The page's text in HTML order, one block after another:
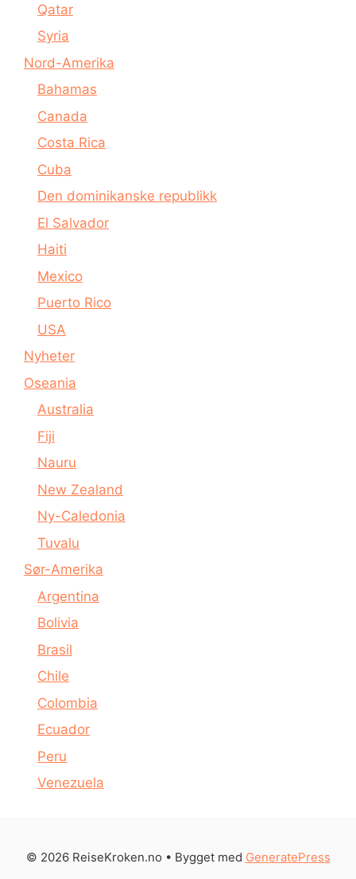
Qatar
Syria
Nord-Amerika
Bahamas
Canada
Costa Rica
Cuba
Den dominikanske republikk
El Salvador
Haiti
Mexico
Puerto Rico
USA
Nyheter
Oseania
Australia
Fiji
Nauru
New Zealand
Ny-Caledonia
Tuvalu
Sør-Amerika
Argentina
Bolivia
Brasil
Chile
Colombia
Ecuador
Peru
Venezuela
© 2026 ReiseKroken.no • Bygget med GeneratePress